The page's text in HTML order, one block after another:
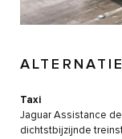
Taxi
Jaguar Assistance
dichtstbijzijnde